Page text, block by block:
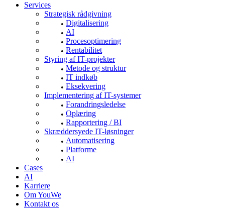
Services
Strategisk rådgivning
Digitalisering
AI
Procesoptimering
Rentabilitet
Styring af IT-projekter
Metode og struktur
IT indkøb
Eksekvering
Implementering af IT-systemer
Forandringsledelse
Oplæring
Rapportering / BI
Skræddersyede IT-løsninger
Automatisering
Platforme
AI
Cases
AI
Karriere
Om YouWe
Kontakt os